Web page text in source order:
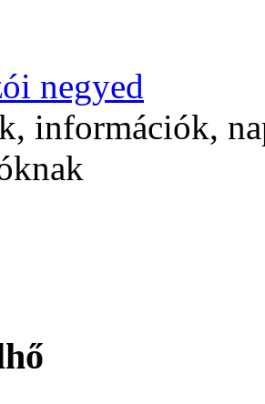
negyed
információk,